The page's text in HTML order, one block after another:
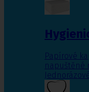
Papírové
napuštěné